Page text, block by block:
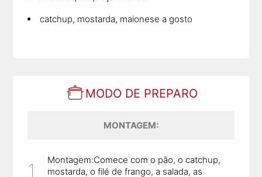
catchup, mostarda, maionese a gosto
MODO DE PREPARO
MONTAGEM:
Montagem:Comece com o pão, o catchup,
mostarda, o filé de frango, a salada, as